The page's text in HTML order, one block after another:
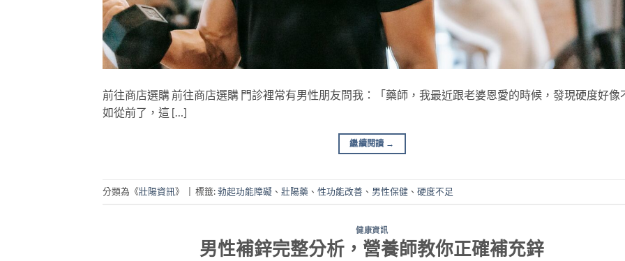
前往商店選購 前往商店選購 門診裡常有男性朋友問我：「藥師，我最近跟老婆恩愛的時候，發現硬度好像
如從前了，這 […]
繼續閱讀 →
分類為《壯陽資訊》 標籤:勃起功能障礙 、 壯陽藥 、 性功能改善 、 男性保健 、 硬度不足
健康資訊
男性補鋅完整分析，營養師教你正確補充鋅